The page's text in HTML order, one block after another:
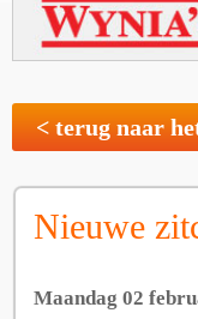
< terug naar
Nieuwe
Maandag 02